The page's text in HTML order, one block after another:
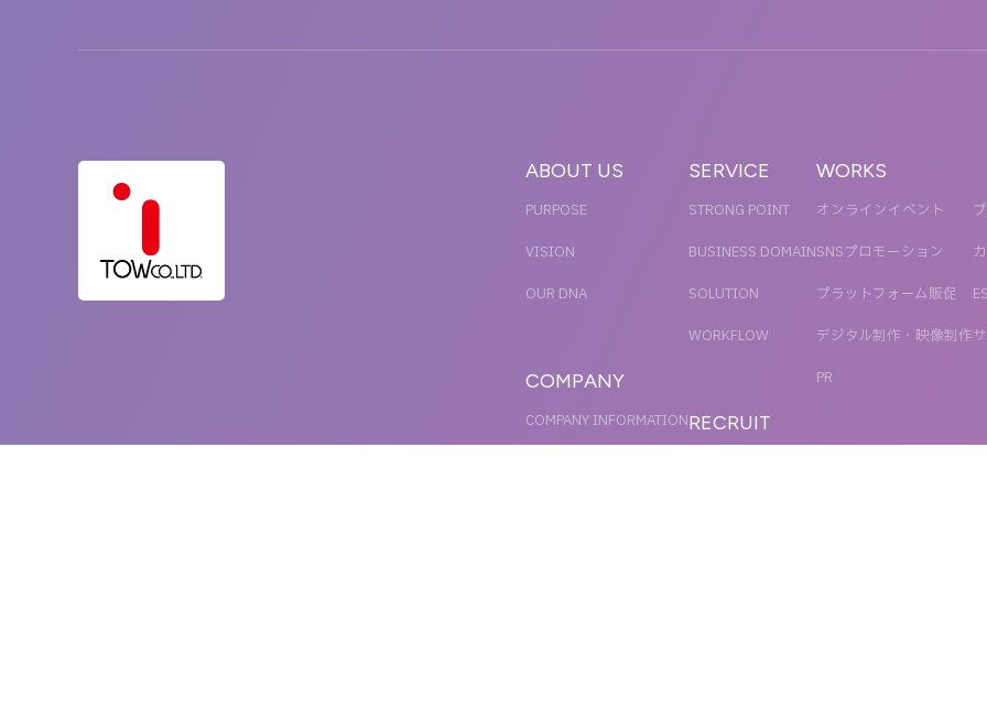
ABOUT US
PURPOSE
VISION
OUR DNA
COMPANY
COMPANY INFORMATION
SERVICE
STRONG POINT
BUSINESS DOMAIN
SOLUTION
WORKFLOW
RECRUIT
WORKS
オンラインイベント
SNSプロモーション
プラットフォーム販促
デジタル制作・映像制作
PR